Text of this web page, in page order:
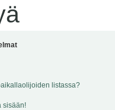
listassa?
sisään!